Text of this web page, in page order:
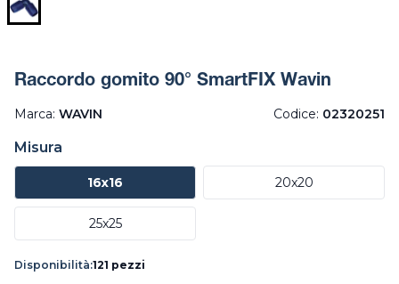
Raccordo gomito 90° SmartFIX Wavin
Marca: WAVIN Codice: 02320251
Misura
16x16 20x20
25x25
Disponibilità:121 pezzi